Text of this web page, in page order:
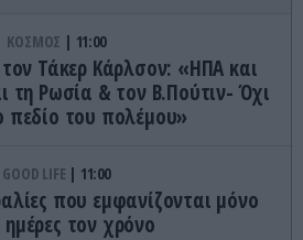
ΚΟΣΜΟΣ 11:00
Τάκερ Κάρλσον: «ΗΠΑ και
τη Ρωσία & τον Β.Πούτιν- Όχι
πεδίο του πολέμου»
GOOD LIFE 11:00
που εμφανίζονται μόνο
ημέρες τον χρόνο